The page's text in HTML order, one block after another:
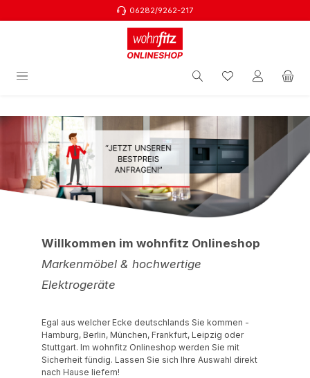
06282/9262-217
Willkommen im wohnfitz Onlineshop
Markenmöbel & hochwertige
Elektrogeräte
Egal aus welcher Ecke deutschlands Sie kommen -
Hamburg, Berlin, München, Frankfurt, Leipzig oder
Stuttgart. Im wohnfitz Onlineshop werden Sie mit
Sicherheit fündig. Lassen Sie sich Ihre Auswahl direkt
nach Hause liefern!